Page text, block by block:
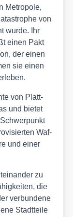
Metro­po­le,
von
wur­de. Ihr
einen Pakt
der einen
sie einen
von Platt­
und bie­tet
Waf­
und einer
zu
die
ver­bun­de­ne
Stadt­tei­le